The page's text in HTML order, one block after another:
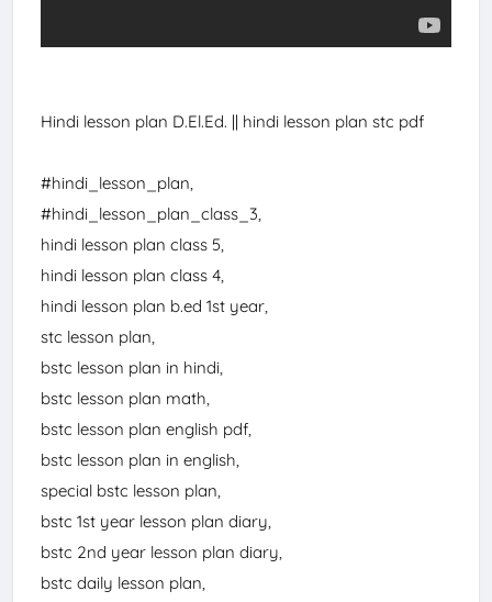
Hindi lesson plan D.El.Ed. || hindi lesson plan stc pdf
#hindi_lesson_plan ,
#hindi_lesson_plan_class_3,
hindi lesson plan class 5,
hindi lesson plan class 4,
hindi lesson plan b.ed 1st year,
stc lesson plan,
bstc lesson plan in hindi,
bstc lesson plan math,
bstc lesson plan english pdf,
bstc lesson plan in english,
special bstc lesson plan,
bstc 1st year lesson plan diary,
bstc 2nd year lesson plan diary,
bstc daily lesson plan,